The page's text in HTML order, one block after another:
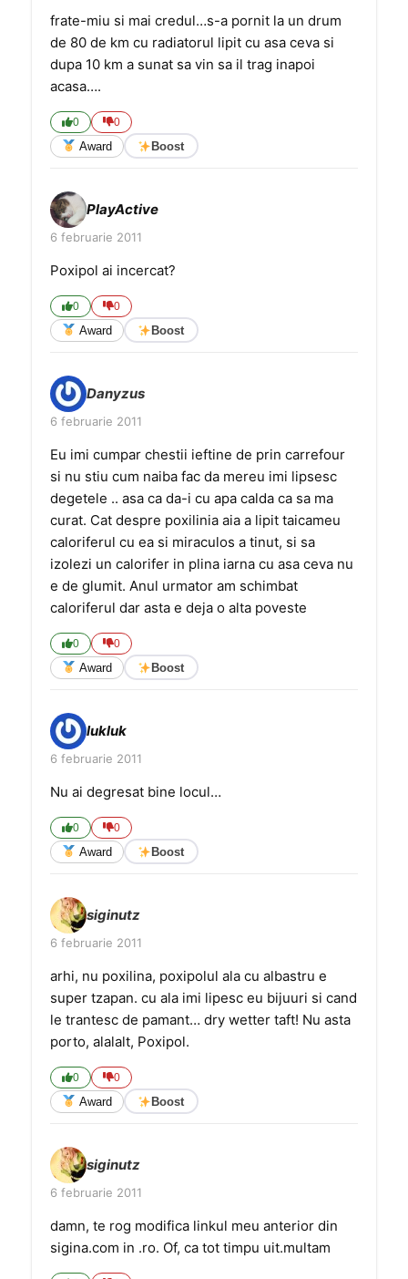
frate-miu si mai credul…s-a pornit la un drum
de 80 de km cu radiatorul lipit cu asa ceva si
dupa 10 km a sunat sa vin sa il trag inapoi
acasa….
0 0
Award Boost
PlayActive
6 februarie 2011
Poxipol ai incercat?
0 0
Award Boost
Danyzus
6 februarie 2011
Eu imi cumpar chestii ieftine de prin carrefour
si nu stiu cum naiba fac da mereu imi lipsesc
degetele .. asa ca da-i cu apa calda ca sa ma
curat. Cat despre poxilinia aia a lipit taicameu
caloriferul cu ea si miraculos a tinut, si sa
izolezi un calorifer in plina iarna cu asa ceva nu
e de glumit. Anul urmator am schimbat
caloriferul dar asta e deja o alta poveste
0 0
Award Boost
lukluk
6 februarie 2011
Nu ai degresat bine locul…
0 0
Award Boost
siginutz
6 februarie 2011
arhi, nu poxilina, poxipolul ala cu albastru e
super tzapan. cu ala imi lipesc eu bijuuri si cand
le trantesc de pamant… dry wetter taft! Nu asta
porto, alalalt, Poxipol.
0 0
Award Boost
siginutz
6 februarie 2011
damn, te rog modifica linkul meu anterior din
sigina.com in .ro. Of, ca tot timpu uit.multam